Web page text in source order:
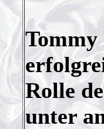
Rolle
unter